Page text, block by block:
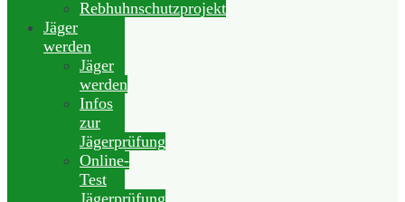
Rebhuhnschutzprojekt
Jäger
werden
Jäger
werden
Infos
zur
Jägerprüfung
Online-
Test
Jägerprüfung